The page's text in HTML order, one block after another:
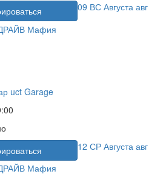
09 ВС Августа авг
uct Garage
12 СР Августа авг